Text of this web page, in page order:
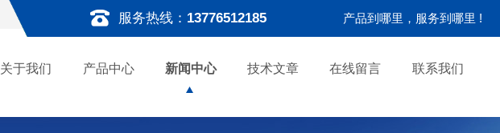
服务热线： 13776512185 产品到哪里，服务到哪里 !
关于我们 产品中心 新闻中心 技术文章 在线留言 联系我们